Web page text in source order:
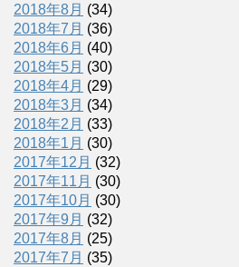
2018年8月 (34)
2018年7月 (36)
2018年6月 (40)
2018年5月 (30)
2018年4月 (29)
2018年3月 (34)
2018年2月 (33)
2018年1月 (30)
2017年12月 (32)
2017年11月 (30)
2017年10月 (30)
2017年9月 (32)
2017年8月 (25)
2017年7月 (35)